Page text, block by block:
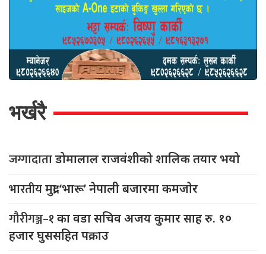
भर्खरै
जग्गादाताडोमालाल राजवंशीको शालिक तयार भयो
भारतीयमुद्रा ‘भारू’ नेपाली बजारमा कमजाेर
गौरीगञ्ज–१का वडा सचिव अजय कुमार साह रु. १०
हजार घुससहित पक्राउ